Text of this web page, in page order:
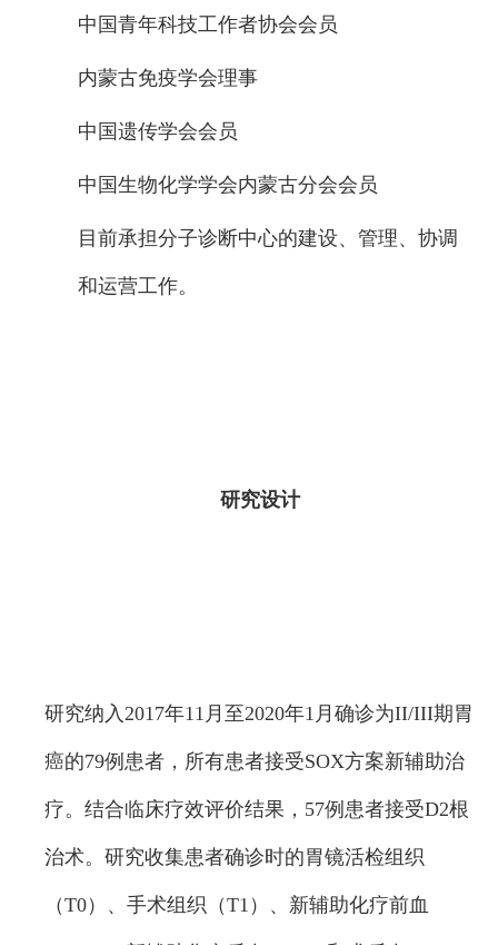
中国青年科技工作者协会会员
内蒙古免疫学会理事
中国遗传学会会员
中国生物化学学会内蒙古分会会员
目前承担分子诊断中心的建设、管理、协调
和运营工作。
研究设计
研究纳入2017年11月至2020年1月确诊为II/III期胃
癌的79例患者，所有患者接受SOX方案新辅助治
疗。结合临床疗效评价结果，57例患者接受D2根
治术。研究收集患者确诊时的胃镜活检组织
（T0）、手术组织（T1）、新辅助化疗前血